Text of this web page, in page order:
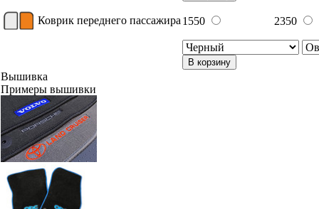
Коврик переднего пассажира 1550 2350
В корзину
Вышивка
Примеры вышивки